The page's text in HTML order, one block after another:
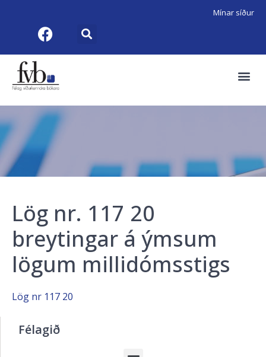
Mínar síður
Lög nr. 117 20
breytingar á ýmsum
lögum millidómsstigs
Lög nr 117 20
Félagið